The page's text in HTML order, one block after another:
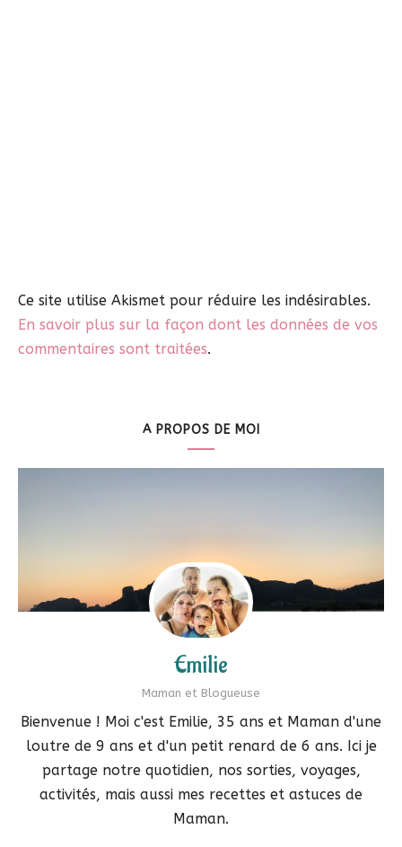
Ce site utilise Akismet pour réduire les indésirables.
En savoir plus sur la façon dont les données de vos
commentaires sont traitées.
A PROPOS DE MOI
Emilie
Maman et Blogueuse
Bienvenue ! Moi c'est Emilie, 35 ans et Maman d'une
loutre de 9 ans et d'un petit renard de 6 ans. Ici je
partage notre quotidien, nos sorties, voyages,
activités, mais aussi mes recettes et astuces de
Maman.